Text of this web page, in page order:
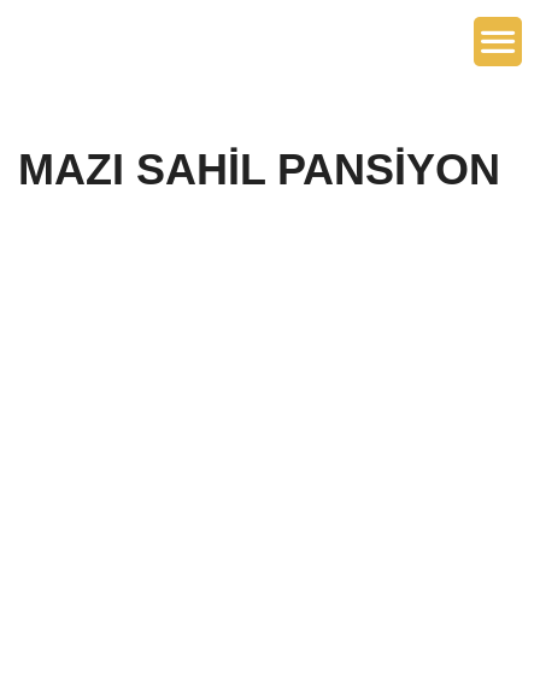
MAZI SAHİL PANSİYON